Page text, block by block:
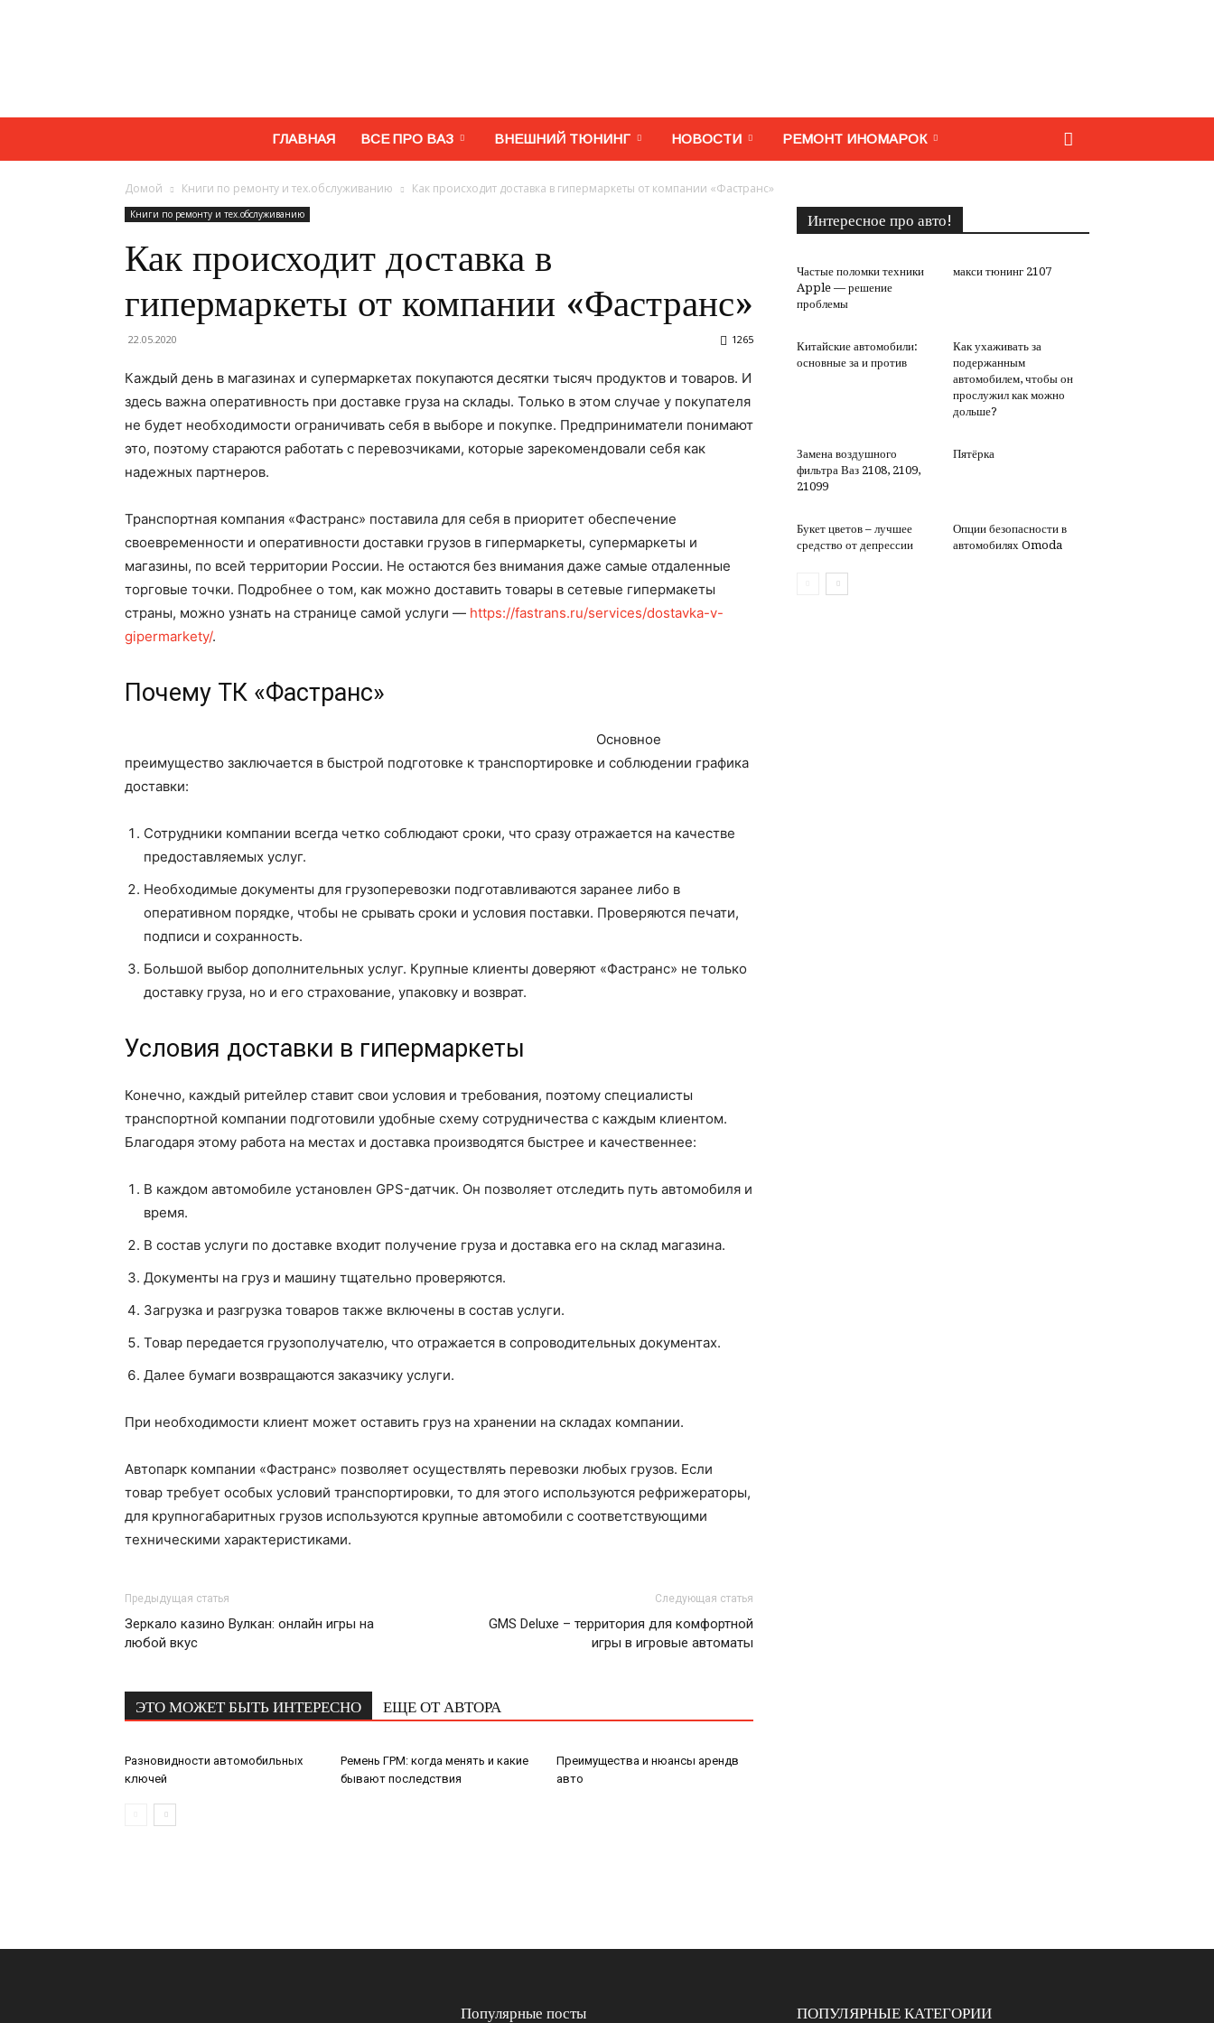
МегаВАЗ.
ГЛАВНАЯ ВСЕ ПРО ВАЗ ВНЕШНИЙ ТЮНИНГ НОВОСТИ РЕМОНТ ИНОМАРОК
Домой Книги по ремонту и тех.обслуживанию Как происходит доставка в гипермаркеты от компании «Фастранс»
Книги по ремонту и тех.обслуживанию
Как происходит доставка в
гипермаркеты от компании «Фастранс»
22.05.2020 1265
Каждый день в магазинах и супермаркетах покупаются десятки тысяч продуктов и товаров. И
здесь важна оперативность при доставке груза на склады. Только в этом случае у покупателя
не будет необходимости ограничивать себя в выборе и покупке. Предприниматели понимают
это, поэтому стараются работать с перевозчиками, которые зарекомендовали себя как
надежных партнеров.
Транспортная компания «Фастранс» поставила для себя в приоритет обеспечение
своевременности и оперативности доставки грузов в гипермаркеты, супермаркеты и
магазины, по всей территории России. Не остаются без внимания даже самые отдаленные
торговые точки. Подробнее о том, как можно доставить товары в сетевые гипермакеты
страны, можно узнать на странице самой услуги — https://fastrans.ru/services/dostavka-v-
gipermarkety/.
Почему ТК «Фастранс»
Основное
преимущество заключается в быстрой подготовке к транспортировке и соблюдении графика
доставки:
Сотрудники компании всегда четко соблюдают сроки, что сразу отражается на качестве
предоставляемых услуг.
Необходимые документы для грузоперевозки подготавливаются заранее либо в
оперативном порядке, чтобы не срывать сроки и условия поставки. Проверяются печати,
подписи и сохранность.
Большой выбор дополнительных услуг. Крупные клиенты доверяют «Фастранс» не только
доставку груза, но и его страхование, упаковку и возврат.
Условия доставки в гипермаркеты
Конечно, каждый ритейлер ставит свои условия и требования, поэтому специалисты
транспортной компании подготовили удобные схему сотрудничества с каждым клиентом.
Благодаря этому работа на местах и доставка производятся быстрее и качественнее:
В каждом автомобиле установлен GPS-датчик. Он позволяет отследить путь автомобиля и
время.
В состав услуги по доставке входит получение груза и доставка его на склад магазина.
Документы на груз и машину тщательно проверяются.
Загрузка и разгрузка товаров также включены в состав услуги.
Товар передается грузополучателю, что отражается в сопроводительных документах.
Далее бумаги возвращаются заказчику услуги.
При необходимости клиент может оставить груз на хранении на складах компании.
Автопарк компании «Фастранс» позволяет осуществлять перевозки любых грузов. Если
товар требует особых условий транспортировки, то для этого используются рефрижераторы,
для крупногабаритных грузов используются крупные автомобили с соответствующими
техническими характеристиками.
Предыдущая статья
Зеркало казино Вулкан: онлайн игры на
любой вкус
Следующая статья
GMS Deluxe – территория для комфортной
игры в игровые автоматы
ЭТО МОЖЕТ БЫТЬ ИНТЕРЕСНО ЕЩЕ ОТ АВТОРА
Разновидности автомобильных
ключей
Ремень ГРМ: когда менять и какие
бывают последствия
Преимущества и нюансы арендв
авто
Интересное про авто!
Частые поломки техники
Apple — решение
проблемы
макси тюнинг 2107
Китайские автомобили:
основные за и против
Как ухаживать за
подержанным
автомобилем, чтобы он
прослужил как можно
дольше?
Замена воздушного
фильтра Ваз 2108, 2109,
21099
Пятёрка
Букет цветов – лучшее
средство от депрессии
Опции безопасности в
автомобилях Omoda
Популярные посты ПОПУЛЯРНЫЕ КАТЕГОРИИ